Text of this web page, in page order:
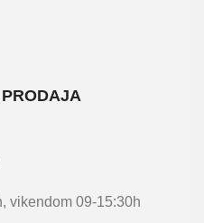
vikendom 09-15:30h